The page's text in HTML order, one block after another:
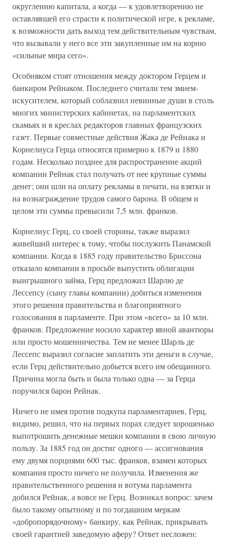
округлению капитала, а когда — к удовлетворению не
оставлявшей его страсти к политической игре, к рекламе,
к возможности дать выход тем действительным чувствам,
что вызывали у него все эти закупленные им на корню
«сильные мира сего».
Особняком стоят отношения между доктором Герцем и
банкиром Рейнаком. Последнего считали тем змием-
искусителем, который соблазнил невинные души в столь
многих министерских кабинетах, на парламентских
скамьях и в креслах редакторов главных французских
газет. Первые совместные действия Жака де Рейнака и
Корнелиуса Герца относятся примерно к 1879 и 1880
годам. Несколько позднее для распространение акций
компании Рейнак стал получать от нее крупные суммы
денег; они шли на оплату рекламы в печати, на взятки и
на вознаграждение трудов самого барона. В общем и
целом эти суммы превысили 7,5 млн. франков.
Корнелиус Герц, со своей стороны, также выразил
живейший интерес к тому, чтобы послужить Панамской
компании. Когда в 1885 году правительство Бриссона
отказало компании в просьбе выпустить облигации
выигрышного займа, Герц предложил Шарлю де
Лессепсу (сыну главы компании) добиться изменения
этого решения правительства и благоприятного
голосования в парламенте. При этом «всего» за 10 млн.
франков. Предложение носило характер явной авантюры
или просто мошенничества. Тем не менее Шарль де
Лессепс выразил согласие заплатить эти деньги в случае,
если Герц действительно добьется всего им обещанного.
Причина могла быть и была только одна — за Герца
поручился барон Рейнак.
Ничего не имея против подкупа парламентариев, Герц,
видимо, решил, что на первых порах следует хорошенько
выпотрошить денежные мешки компании в свою личную
пользу. За 1885 год он достиг одного — ассигнования
ему двумя порциями 600 тыс. франков, взамен которых
компания просто ничего не получила. Изменения же
правительственного решения и вотума парламента
добился Рейнак, а вовсе не Герц. Возникал вопрос: зачем
было такому опытному и по тогдашним меркам
«добропорядочному» банкиру, как Рейнак, прикрывать
своей гарантией заведомую аферу? Ответ несложен: